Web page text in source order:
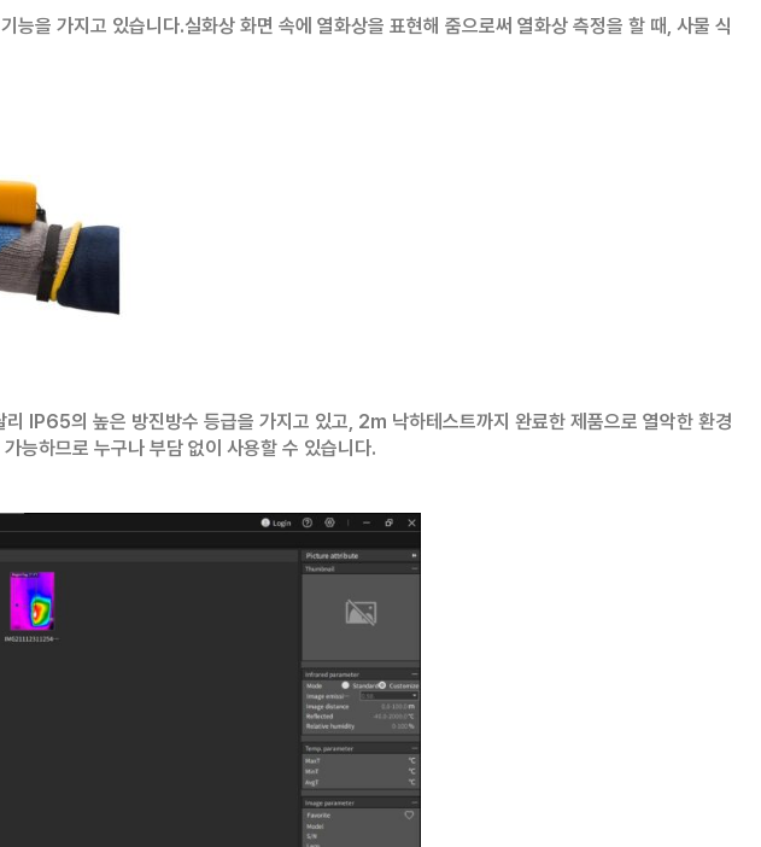
을 가지고 있습니다.실화상 화면 속에 열화상을 표현해 줌으로써 열화상 측정을 할 때, 사물 식
리 IP65의 높은 방진방수 등급을 가지고 있고, 2m 낙하테스트까지 완료한 제품으로 열악한 환경
능하므로 누구나 부담 없이 사용할 수 있습니다.